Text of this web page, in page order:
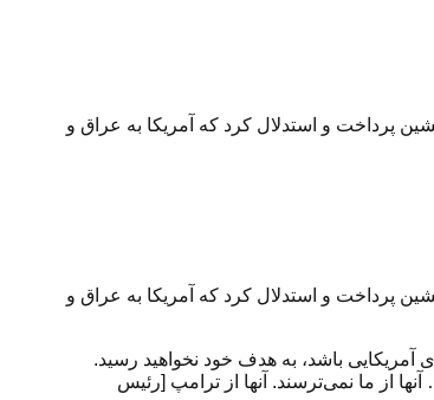
پرداخت و استدلال کرد که آمریکا به عراق و
پرداخت و استدلال کرد که آمریکا به عراق و
باشد، به هدف خود نخواهید رسید.
از ما نمی‌ترسند. آنها از ترامپ [رئیس